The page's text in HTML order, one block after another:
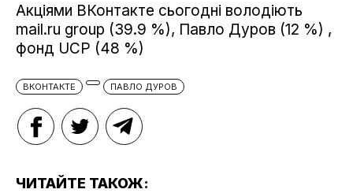
Акціями ВКонтакте сьогодні володіють
mail.ru group (39.9 %), Павло Дуров (12 %) ,
фонд UCP (48 %)
ВКОНТАКТЕ ПАВЛО ДУРОВ
ЧИТАЙТЕ ТАКОЖ: